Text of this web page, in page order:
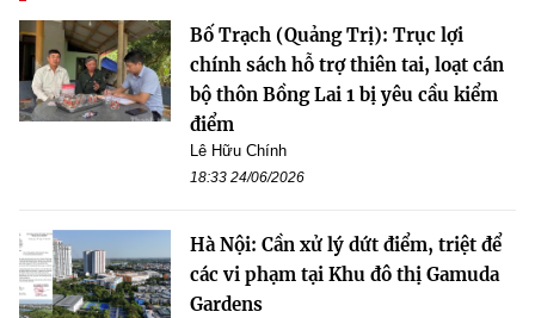
Bố Trạch (Quảng Trị): Trục lợi
chính sách hỗ trợ thiên tai, loạt cán
bộ thôn Bồng Lai 1 bị yêu cầu kiểm
điểm
Lê Hữu Chính
18:33 24/06/2026
Hà Nội: Cần xử lý dứt điểm, triệt để
các vi phạm tại Khu đô thị Gamuda
Gardens